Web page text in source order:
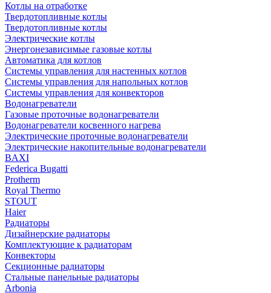
Котлы на отработке
Твердотопливные котлы
Твердотопливные котлы
Электрические котлы
Энергонезависимые газовые котлы
Автоматика для котлов
Системы управления для настенных котлов
Системы управления для напольных котлов
Системы управления для конвекторов
Водонагреватели
Газовые проточные водонагреватели
Водонагреватели косвенного нагрева
Электрические проточные водонагреватели
Электрические накопительные водонагреватели
BAXI
Federica Bugatti
Protherm
Royal Thermo
STOUT
Haier
Радиаторы
Дизайнерские радиаторы
Комплектующие к радиаторам
Конвекторы
Секционные радиаторы
Стальные панельные радиаторы
Arbonia